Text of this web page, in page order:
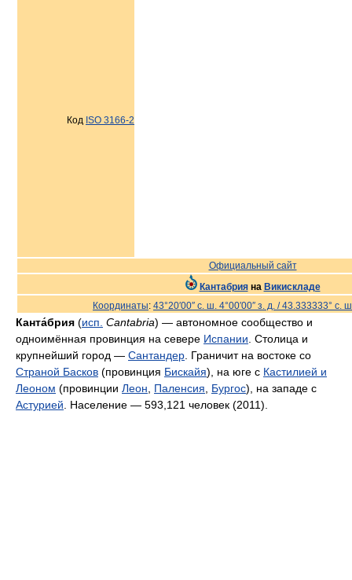
Код ISO 3166-2
Официальный сайт
Кантабрияна Викискладе
Координаты: 43°20′00″ с. ш. 4°00′00″ з. д. /43.333333° с.
Канта́брия (исп. Cantabria) — автономное сообщество и
одноимённая провинция на севере Испании . Столица и
крупнейший город — Сантандер . Граничит на востоке со
Страной Басков (провинция Бискайя), на юге с Кастилией и
Леоном (провинции Леон Паленсия Бургос), на западе с
Астурией . Население — 593,121 человек (2011).